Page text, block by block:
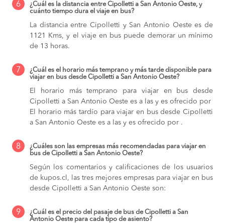
6
¿Cuál es la distancia entre Cipolletti a San Antonio Oeste, y
cuánto tiempo dura el viaje en bus?
La distancia entre Cipolletti y San Antonio Oeste es de
1121 Kms, y el viaje en bus puede demorar un mínimo
de 13 horas.
7
¿Cuál es el horario más temprano y más tarde disponible para
viajar en bus desde Cipolletti a San Antonio Oeste?
El horario más temprano para viajar en bus desde
Cipolletti a San Antonio Oeste es a las y es ofrecido por
El horario más tardío para viajar en bus desde Cipolletti
a San Antonio Oeste es a las y es ofrecido por .
8
¿Cuáles son las empresas más recomendadas para viajar en
bus de Cipolletti a San Antonio Oeste?
Según los comentarios y calificaciones de los usuarios
de kupos.cl, las tres mejores empresas para viajar en bus
desde Cipolletti a San Antonio Oeste son:
9
¿Cuál es el precio del pasaje de bus de Cipolletti a San
Antonio Oeste para cada tipo de asiento?